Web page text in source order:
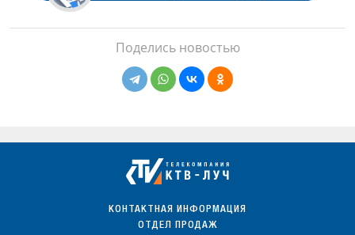
Поделись новостью
КОНТАКТНАЯ ИНФОРМАЦИЯ
ОТДЕЛ ПРОДАЖ